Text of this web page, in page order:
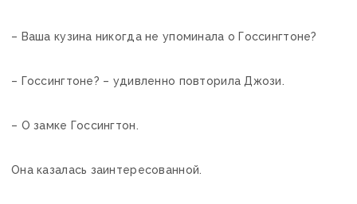
– Ваша кузина никогда не упоминала о Госсингтоне?
– Госсингтоне? – удивленно повторила Джози.
– О замке Госсингтон.
Она казалась заинтересованной.